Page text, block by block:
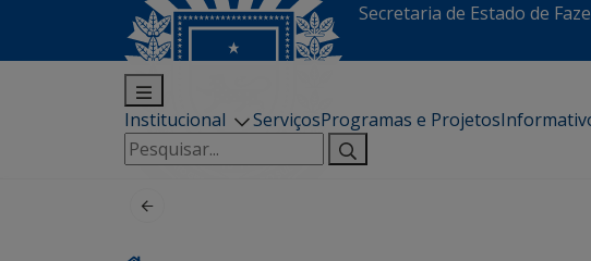
Secretaria de Estado de
Institucional ServiçosProgramas e Projetos
Pesquisar
por: